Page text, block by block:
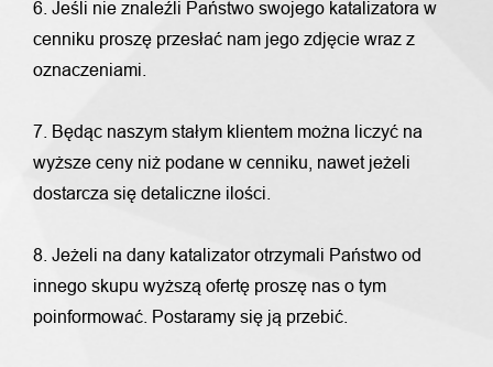
6. Jeśli nie znaleźli Państwo swojego katalizatora w
cenniku proszę przesłać nam jego zdjęcie wraz z
oznaczeniami.
7. Będąc naszym stałym klientem można liczyć na
wyższe ceny niż podane w cenniku, nawet jeżeli
dostarcza się detaliczne ilości.
8. Jeżeli na dany katalizator otrzymali Państwo od
innego skupu wyższą ofertę proszę nas o tym
poinformować. Postaramy się ją przebić.